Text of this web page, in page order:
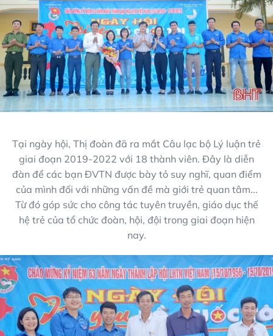
Tại ngày hội, Thị đoàn đã ra mắt Câu lạc bộ Lý luận trẻ
giai đoạn 2019-2022 với 18 thành viên. Đây là diễn
đàn để các bạn ĐVTN được bày tỏ suy nghĩ, quan điểm
của mình đối với những vấn đề mà giới trẻ quan tâm...
Từ đó góp sức cho công tác tuyên truyền, giáo dục thế
hệ trẻ của tổ chức đoàn, hội, đội trong giai đoạn hiện
nay.